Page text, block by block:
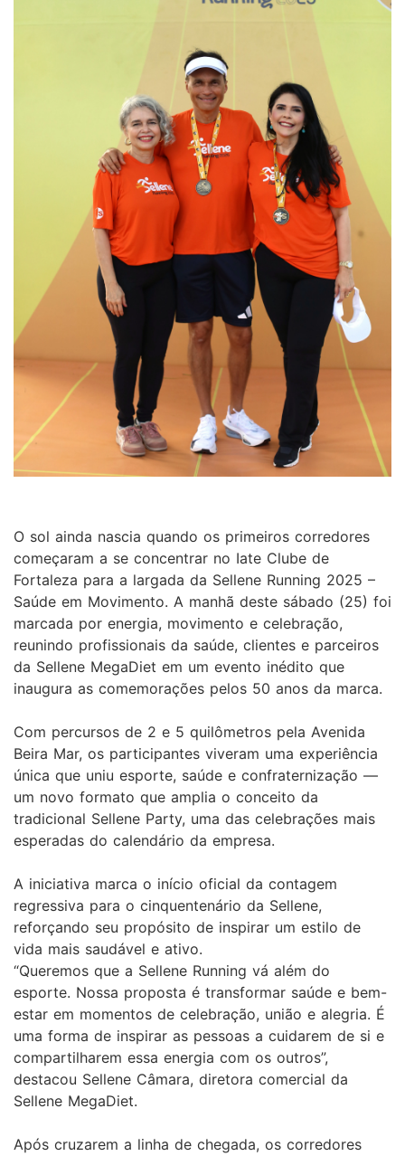
O sol ainda nascia quando os primeiros corredores
começaram a se concentrar no Iate Clube de
Fortaleza para a largada da Sellene Running 2025 –
Saúde em Movimento. A manhã deste sábado (25) foi
marcada por energia, movimento e celebração,
reunindo profissionais da saúde, clientes e parceiros
da Sellene MegaDiet em um evento inédito que
inaugura as comemorações pelos 50 anos da marca.
Com percursos de 2 e 5 quilômetros pela Avenida
Beira Mar, os participantes viveram uma experiência
única que uniu esporte, saúde e confraternização —
um novo formato que amplia o conceito da
tradicional Sellene Party, uma das celebrações mais
esperadas do calendário da empresa.
A iniciativa marca o início oficial da contagem
regressiva para o cinquentenário da Sellene,
reforçando seu propósito de inspirar um estilo de
vida mais saudável e ativo.
“Queremos que a Sellene Running vá além do
esporte. Nossa proposta é transformar saúde e bem-
estar em momentos de celebração, união e alegria. É
uma forma de inspirar as pessoas a cuidarem de si e
compartilharem essa energia com os outros”,
destacou Sellene Câmara, diretora comercial da
Sellene MegaDiet.
Após cruzarem a linha de chegada, os corredores